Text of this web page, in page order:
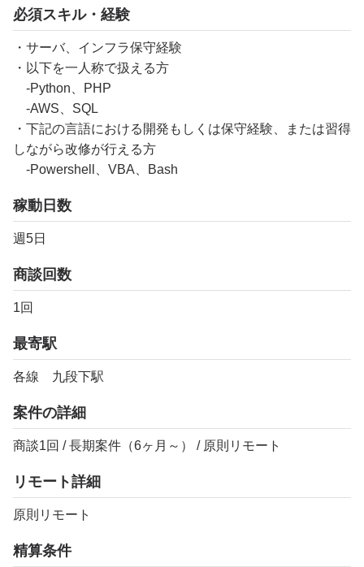
必須スキル・経験
・サーバ、インフラ保守経験
・以下を一人称で扱える方
-Python、PHP
-AWS、SQL
・下記の言語における開発もしくは保守経験、または習得
しながら改修が行える方
-Powershell、VBA、Bash
稼動日数
週5日
商談回数
1回
最寄駅
各線 九段下駅
案件の詳細
商談1回 / 長期案件（6ヶ月～） / 原則リモート
リモート詳細
原則リモート
精算条件